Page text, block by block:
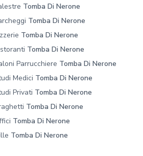
Tomba Di Nerone
Tomba Di Nerone
Tomba Di Nerone
Tomba Di Nerone
Parrucchiere Tomba Di Nerone
Medici Tomba Di Nerone
Privati Tomba Di Nerone
Tomba Di Nerone
Tomba Di Nerone
Tomba Di Nerone